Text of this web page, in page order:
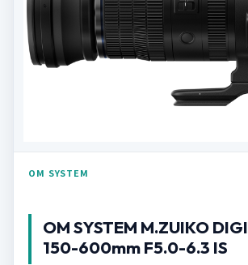
OM SYSTEM
OM SYSTEM M.ZUIKO
150-600mm F5.0-6.3 IS